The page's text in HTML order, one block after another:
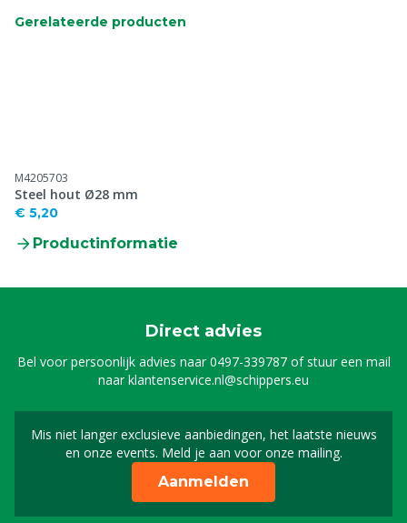
Gerelateerde producten
M4205703
Steel hout Ø28 mm
€ 5,20
Productinformatie
Direct advies
Bel voor persoonlijk advies naar0497-339787of stuur een mail
naarklantenservice.nl@schippers.eu
Mis niet langer exclusieve aanbiedingen, het laatste nieuws
en onze events. Meld je aan voor onze mailing.
Schrijf je in voor onze
Aanmelden